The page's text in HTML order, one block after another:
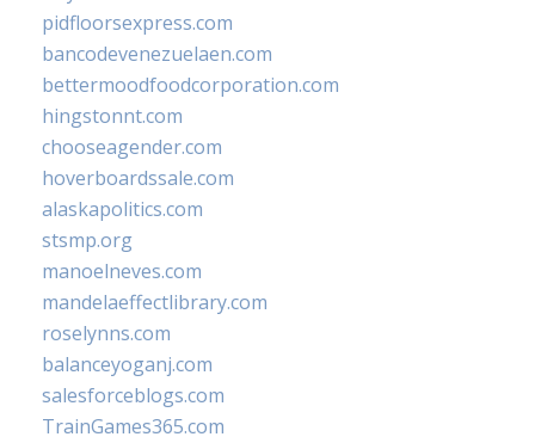
pidfloorsexpress.com
bancodevenezuelaen.com
bettermoodfoodcorporation.com
hingstonnt.com
chooseagender.com
hoverboardssale.com
alaskapolitics.com
stsmp.org
manoelneves.com
mandelaeffectlibrary.com
roselynns.com
balanceyoganj.com
salesforceblogs.com
TrainGames365.com